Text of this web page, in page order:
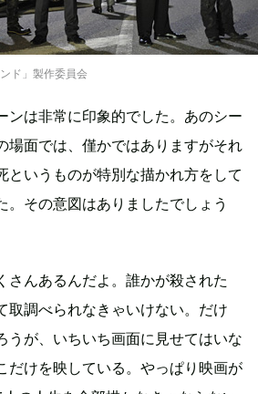
ド」製作委員会
は非常に印象的でした。あのシー
場面では、僅かではありますがそれ
というものが特別な描かれ方をして
。その意図はありましたでしょう
さんあるんだよ。誰かが殺された
取調べられなきゃいけない。だけ
うが、いちいち画面に見せてはいな
だけを映している。やっぱり映画が